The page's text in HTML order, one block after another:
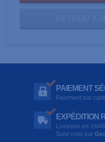
PAIEMENT
Paiement par
EXPÉDITION
Livraison en 24/
Suivi colis par